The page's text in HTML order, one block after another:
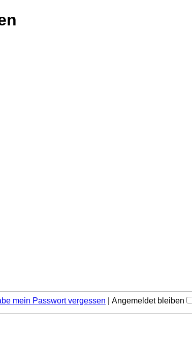
mein Passwort vergessen Angemeldet bleiben